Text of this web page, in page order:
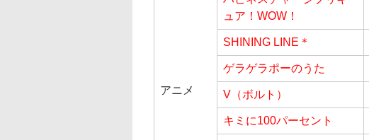
アニメ
ュア！WOW！
SHINING LINE＊
ゲラゲラポーのうた
V（ボルト）
キミに100パーセント